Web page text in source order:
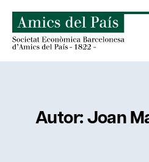
contenido
Autor: Joan